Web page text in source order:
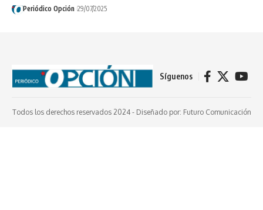
Periódico Opción 29/07/2025
Síguenos
Todos los derechos reservados 2024 - Diseñado por: Futuro Comunicación